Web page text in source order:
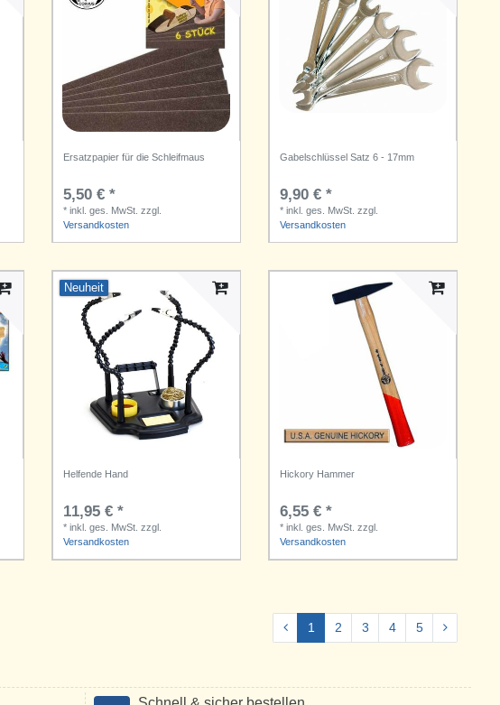
Ersatzpapier für die Schleifmaus
5,50 € *
* inkl. ges. MwSt. zzgl.
Versandkosten
Gabelschlüssel Satz 6 - 17mm
9,90 € *
* inkl. ges. MwSt. zzgl.
Versandkosten
Neuheit
Helfende Hand
11,95 € *
* inkl. ges. MwSt. zzgl.
Versandkosten
Hickory Hammer
6,55 € *
* inkl. ges. MwSt. zzgl.
Versandkosten
1 2 3 4 5